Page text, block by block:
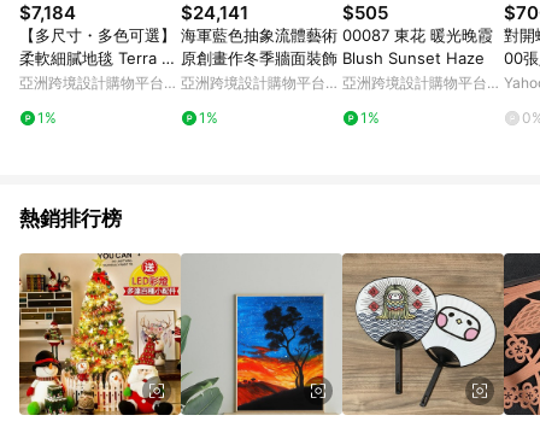
$7,184
【多尺寸・多色可選】
柔軟細膩地毯 Terra 地
毯 異形
亞洲跨境設計購物平台
1%
$24,141
海軍藍色抽象流體藝術
原創畫作冬季牆面裝飾
亞洲跨境設計購物平台
1%
$505
00087 東花 暖光晚霞
Blush Sunset Haze
亞洲跨境設計購物平台
1%
對開
00
熱銷排行榜